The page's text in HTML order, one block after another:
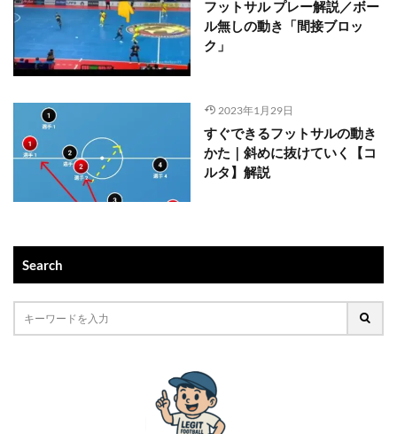
フットサル プレー解説／ボー
ル無しの動き「間接ブロッ
ク」
2023年1月29日
すぐできるフットサルの動き
かた｜斜めに抜けていく【コ
ルタ】解説
Search